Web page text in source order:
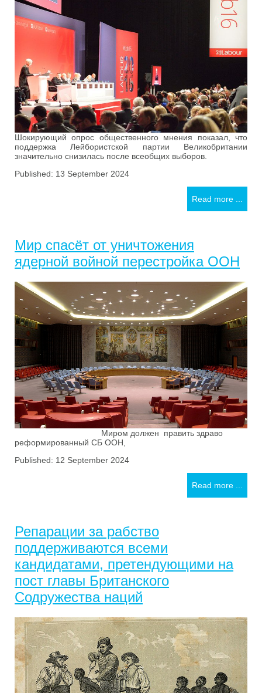
Шокирующий опрос общественного мнения показал, что
поддержка Лейбористской партии Великобритании
значительно снизилась после всеобщих выборов.
Published: 13 September 2024
Read more ...
Мир спасёт от уничтожения
ядерной войной перестройка ООН
Миром должен править здраво
реформированный СБ ООН,
Published: 12 September 2024
Read more ...
Репарации за рабство
поддерживаются всеми
кандидатами, претендующими на
пост главы Британского
Содружества наций